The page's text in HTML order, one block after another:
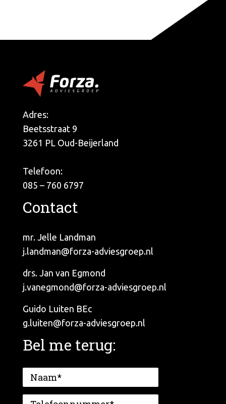
Adres:
Beetsstraat 9
3261 PL Oud-Beijerland
Telefoon:
085 – 760 6797
Contact
mr. Jelle Landman
j.landman@forza-adviesgroep.nl
drs. Jan van Egmond
j.vanegmond@forza-adviesgroep.nl
Guido Luiten BEc
g.luiten@forza-adviesgroep.nl
Bel me terug: